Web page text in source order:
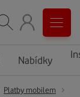
Nabídky
Platby mobilem